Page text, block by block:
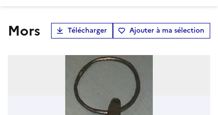
mors Télécharger Ajouter à ma sélection